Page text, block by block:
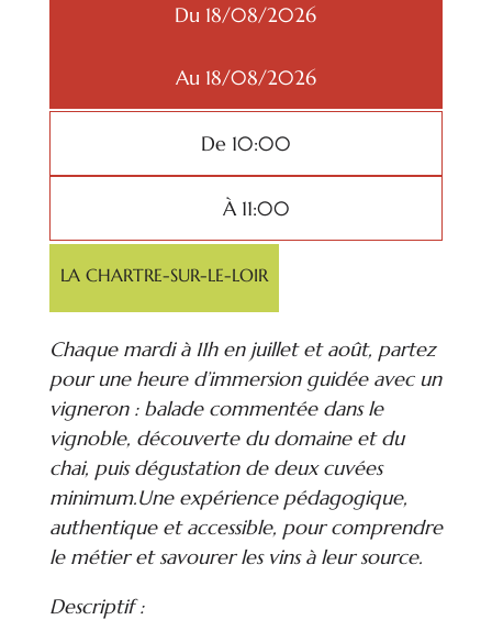
Du 18/08/2026
Au 18/08/2026
De 10:00
À 11:00
LA CHARTRE-SUR-LE-LOIR
Chaque mardi à 11h en juillet et août, partez
pour une heure d’immersion guidée avec un
vigneron : balade commentée dans le
vignoble, découverte du domaine et du
chai, puis dégustation de deux cuvées
minimum.Une expérience pédagogique,
authentique et accessible, pour comprendre
le métier et savourer les vins à leur source.
Descriptif :